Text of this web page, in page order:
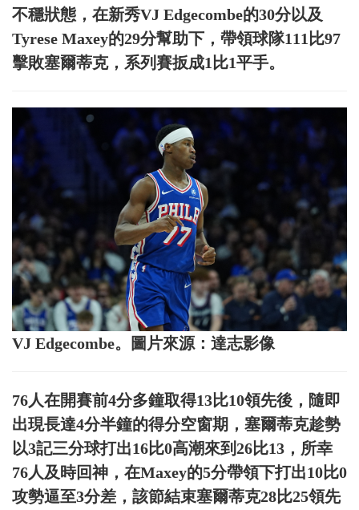
不穩狀態，在新秀VJ Edgecombe的30分以及
Tyrese Maxey的29分幫助下，帶領球隊111比97
擊敗塞爾蒂克，系列賽扳成1比1平手。
VJ Edgecombe。圖片來源：達志影像
76人在開賽前4分多鐘取得13比10領先後，隨即
出現長達4分半鐘的得分空窗期，塞爾蒂克趁勢
以3記三分球打出16比0高潮來到26比13，所幸
76人及時回神，在Maxey的5分帶領下打出10比0
攻勢逼至3分差，該節結束塞爾蒂克28比25領先